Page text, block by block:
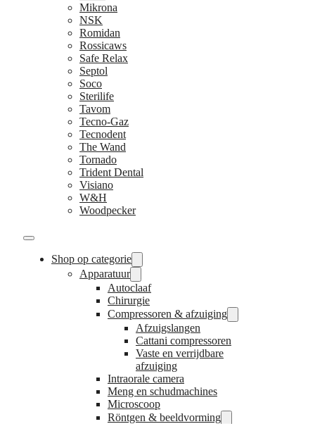
Mikrona
NSK
Romidan
Rossicaws
Safe Relax
Septol
Soco
Sterilife
Tavom
Tecno-Gaz
Tecnodent
The Wand
Tornado
Trident Dental
Visiano
W&H
Woodpecker
Shop op categorie
Apparatuur
Autoclaaf
Chirurgie
Compressoren & afzuiging
Afzuigslangen
Cattani compressoren
Vaste en verrijdbare
afzuiging
Intraorale camera
Meng en schudmachines
Microscoop
Röntgen & beeldvorming